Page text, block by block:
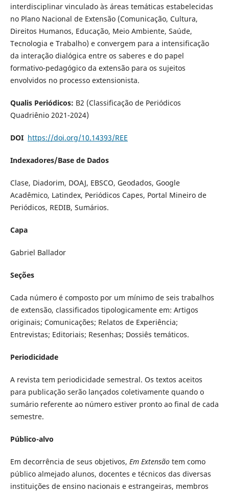
interdisciplinar vinculado às áreas temáticas estabelecidas
no Plano Nacional de Extensão (Comunicação, Cultura,
Direitos Humanos, Educação, Meio Ambiente, Saúde,
Tecnologia e Trabalho) e convergem para a intensificação
da interação dialógica entre os saberes e do papel
formativo-pedagógico da extensão para os sujeitos
envolvidos no processo extensionista.
Qualis Periódicos: B2 (Classificação de Periódicos
Quadriênio 2021-2024)
DOI https://doi.org/10.14393/REE
Indexadores/Base de Dados
Clase, Diadorim, DOAJ, EBSCO, Geodados, Google
Acadêmico, Latindex, Periódicos Capes, Portal Mineiro de
Periódicos, REDIB, Sumários.
Capa
Gabriel Ballador
Seções
Cada número é composto por um mínimo de seis trabalhos
de extensão, classificados tipologicamente em: Artigos
originais; Comunicações; Relatos de Experiência;
Entrevistas; Editoriais; Resenhas; Dossiês temáticos.
Periodicidade
A revista tem periodicidade semestral. Os textos aceitos
para publicação serão lançados coletivamente quando o
sumário referente ao número estiver pronto ao final de cada
semestre.
Público-alvo
Em decorrência de seus objetivos, Em Extensãotem como
público almejado alunos, docentes e técnicos das diversas
instituições de ensino nacionais e estrangeiras, membros